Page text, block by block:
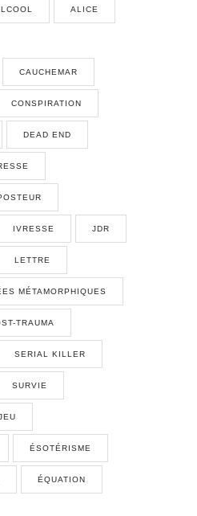
ALICE
CAUCHEMAR
CONSPIRATION
DEAD END
IVRESSE JDR
LETTRE
MÉTAMORPHIQUES
TRAUMA
SERIAL KILLER
SURVIE
ÉSOTÉRISME
ÉQUATION